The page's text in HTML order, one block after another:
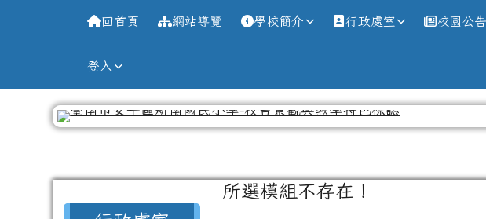
台南市新南國小全球資訊網
回首頁 網站導覽 學校簡介 行政處室 校園公告
登入
主內容區域
所選模組不存在！